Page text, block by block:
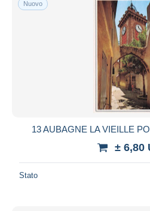
Spedizione gratuita
Metodi di pagamento
Bonifico bancario
Mastercard
iDeal
Nuovo
13 AUBAGNE LA VIEILLE
± 6,80
Stato